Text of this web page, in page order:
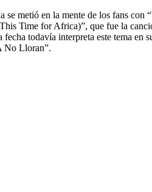
se metió en la mente de los fans con
Time for Africa)”, que fue la
fecha todavía interpreta este tema en
No Lloran”.